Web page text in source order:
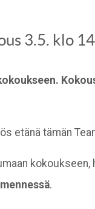
3.5. klo
etänä tämän
.